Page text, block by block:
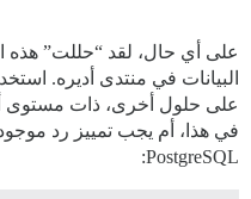
على أي حال، لقد “حللت”
البيانات في منتدى أديره.
على حلول أخرى، ذات مستوى
في هذا، أم يجب تمييز رد
PostgreSQL: